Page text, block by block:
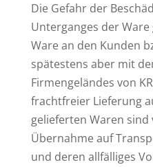
Die Gefahr der
Unterganges der
Ware an den Kunden
spätestens aber mit
Firmengeländes von
frachtfreier Lieferung
gelieferten Waren
Übernahme auf
und deren allfälliges